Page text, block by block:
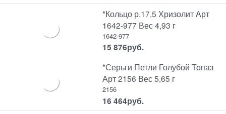
*Кольцо р.17,5 Хризолит Арт
1642-977 Вес 4,93 г
1642-977
15 876руб.
*Серьги Петли Голубой Топаз
Арт 2156 Вес 5,65 г
2156
16 464руб.